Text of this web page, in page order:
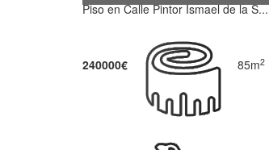
Piso en Calle Pintor Ismael de la S...
240000€ 85m2